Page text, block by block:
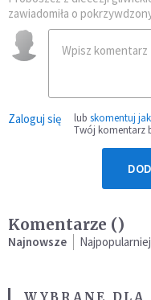
zawiadomiła o
Zaloguj się lub skomentuj
Twój komentarz
Komentarze ()
Najnowsze